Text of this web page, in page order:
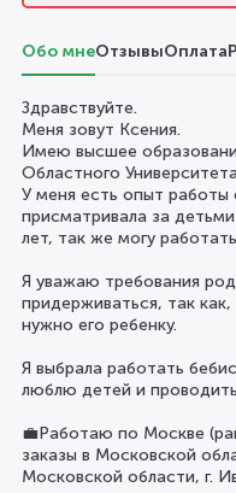
Обо мнеОтзывыОплата
Здравствуйте.
Меня зовут Ксения.
Имею высшее
Областного
У меня есть опыт работы
присматривала за
лет, так же могу
Я уважаю требования
придерживаться, так
нужно его ребенку.
Я выбрала работать
люблю детей и
💼Работаю по Москве
заказы в Московской
Московской области, г.